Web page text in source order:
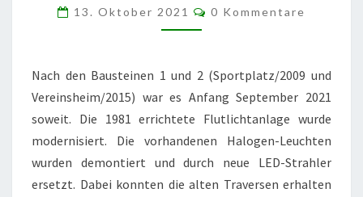
13. Oktober 2021 Kommentare
0 Kommentare
Nach den Bausteinen 1 und 2 (Sportplatz/2009 und
Vereinsheim/2015) war es Anfang September 2021
soweit. Die 1981 errichtete Flutlichtanlage wurde
modernisiert. Die vorhandenen Halogen-Leuchten
wurden demontiert und durch neue LED-Strahler
ersetzt. Dabei konnten die alten Traversen erhalten